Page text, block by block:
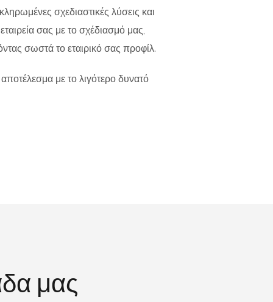
σχεδιαστικές λύσεις και
σας με το σχέδιασμό μας,
σωστά το εταιρικό σας προφίλ.
με το λιγότερο δυνατό
μας